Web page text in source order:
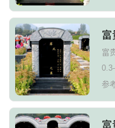
富
富
参
富